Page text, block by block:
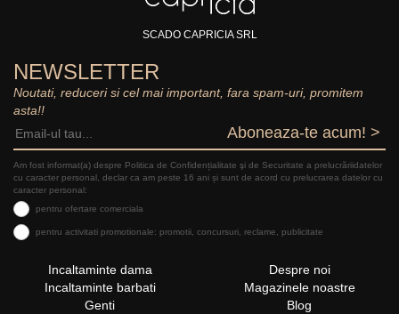
SCADO CAPRICIA SRL
NEWSLETTER
Noutati, reduceri si cel mai important, fara spam-uri, promitem
asta!!
Aboneaza-te acum! >
Am fost informat(a) despre Politica de Confidențialitate şi de Securitate a prelucrăriidatelor
cu caracter personal, declar ca am peste 16 ani și sunt de acord cu prelucrarea datelor cu
caracter personal:
pentru ofertare comerciala
pentru activitati promotionale: promotii, concursuri, reclame, publicitate
Incaltaminte dama
Incaltaminte barbati
Genti
Despre noi
Magazinele noastre
Blog